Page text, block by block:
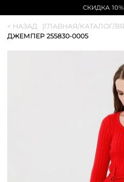
СКИДКА
< НАЗАД |ГЛАВНАЯ/КАТАЛОГ/
ДЖЕМПЕР 255830-0005